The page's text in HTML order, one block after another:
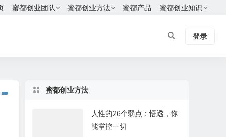
蜜都创业团队 蜜都创业方法 蜜都产品 蜜都创业知识
登录
蜜都创业方法
人性的26个弱点：悟透，你
能掌控一切